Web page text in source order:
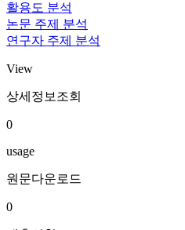
활용도 분석
논문 주제 분석
연구자 주제 분석
View
상세정보조회
0
usage
원문다운로드
0